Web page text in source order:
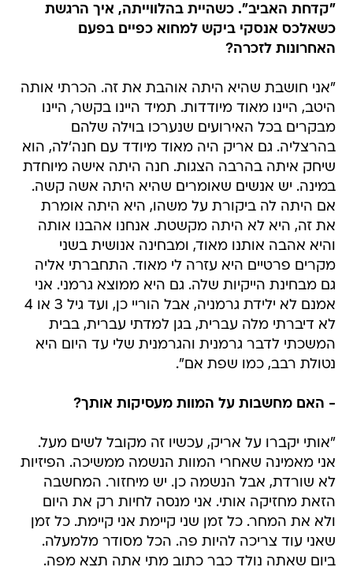
"קדחת האביב". כשהיית בהלווייתה, איך הרגשת
כשאלכס אנסקי ביקש למחוא כפיים בפעם
האחרונות לזכרה?
"אני חושבת שהיא היתה אוהבת את זה. הכרתי אותה
היטב, היינו מאוד מיודדות. תמיד היינו בקשר, היינו
מבקרים בכל האירועים שנערכו בוילה שלהם
בהרצליה. גם אריק היה מאוד מיודד עם חנה'לה, הוא
שיחק איתה בהרבה הצגות. חנה היתה אישה מיוחדת
במינה. יש אנשים שאומרים שהיא היתה אשה קשה.
אם היתה לה ביקורת על משהו, היא היתה אומרת
את זה, היא לא היתה מקשטת. אנחנו אהבנו אותה
והיא אהבה אותנו מאוד, ומבחינה אנושית בשני
מקרים פרטיים היא עזרה לי מאוד. התחברתי אליה
גם מבחינת הייקיות שלה. גם היא ממוצא גרמני. אני
אמנם לא ילידת גרמניה, אבל הוריי כן, ועד גיל 3 או 4
לא דיברתי מלה עברית, בגן למדתי עברית, בבית
המשכתי לדבר גרמנית והגרמנית שלי עד היום היא
נטולת רבב, כמו שפת אם".
- האם מחשבות על המוות מעסיקות אותך?
"אותי יקברו על אריק, עכשיו זה מקובל לשים מעל.
אני מאמינה שאחרי המוות הנשמה ממשיכה. הפיזיות
לא שורדת, אבל הנשמה כן. יש מיחזור. המחשבה
הזאת מחזיקה אותי. אני מנסה לחיות רק את היום
ולא את המחר. כל זמן שני קיימת אני קיימת. כל זמן
שאני עוד צריכה להיות פה. הכל מסודר מלמעלה.
ביום שאתה נולד כבר כתוב מתי אתה תצא מפה.